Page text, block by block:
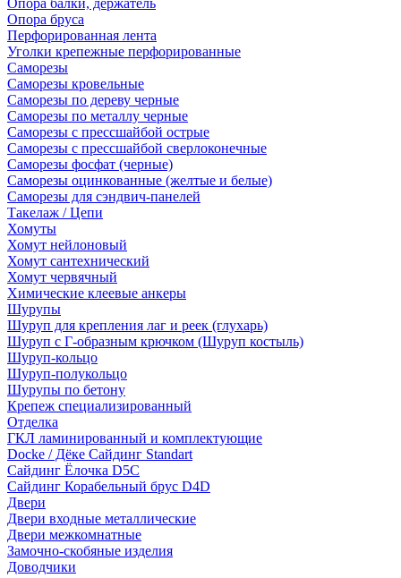
Опора балки, держатель
Опора бруса
Перфорированная лента
Уголки крепежные перфорированные
Саморезы
Саморезы кровельные
Саморезы по дереву черные
Саморезы по металлу черные
Саморезы с прессшайбой острые
Саморезы с прессшайбой сверлоконечные
Саморезы фосфат (черные)
Саморезы оцинкованные (желтые и белые)
Саморезы для сэндвич-панелей
Такелаж / Цепи
Хомуты
Хомут нейлоновый
Хомут сантехнический
Хомут червячный
Химические клеевые анкеры
Шурупы
Шуруп для крепления лаг и реек (глухарь)
Шуруп с Г-образным крючком (Шуруп костыль)
Шуруп-кольцо
Шуруп-полукольцо
Шурупы по бетону
Крепеж специализированный
Отделка
ГКЛ ламинированный и комплектующие
Docke / Дёке Сайдинг Standart
Сайдинг Ёлочка D5C
Сайдинг Корабельный брус D4D
Двери
Двери входные металлические
Двери межкомнатные
Замочно-скобяные изделия
Доводчики